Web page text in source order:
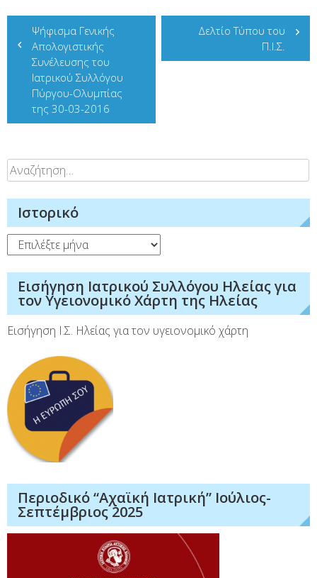
Πλοήγηση
άρθρων
Ψήφισμα Γενικής
Απολογιστικής
Συνέλευσης του
Ιατρικού Συλλόγου
Πύργου-Ολυμπίας
της 30-03-2016
Δελτίο Τύπου του
Π.Ι.Σ.
Αναζήτηση
για:
Ιστορικό
Ιστορικό
Εισήγηση Ιατρικού Συλλόγου Ηλείας για
τον Υγειονομικό Χάρτη της Ηλείας
Εισήγηση Ι.Σ. Ηλείας για τον υγειονομικό χάρτη
Περιοδικό “Αχαϊκή Ιατρική” Ιούλιος-
Σεπτέμβριος 2025